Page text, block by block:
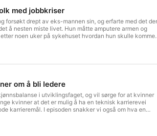
med jobbkriser
forsøkt drept av eks-mannen sin, og erfarte med det
å nesten miste livet. Hun måtte amputere armen og
noen uker på sykehuset hvordan hun skulle komme
og kjønn. Hun har jobbet mye med kvinner i ledelse,
kvinnelige ledere i IKT-næringen for IKT Norge, samt
Gjennom sitt eget firma jobber hun også som
«Et helt menneske i en halv kropp», om hvordan
Tuva Strøm Johannessen. Kontakt:
for privacy information.
om å bli ledere
i utviklingsfaget, og vil sørge for at kvinner
kvinner at det er mulig å ha en teknisk karrierevei
karrieremål. I episoden snakker vi også om hva en
og teknisk ansvarlig: Tuva Strøm